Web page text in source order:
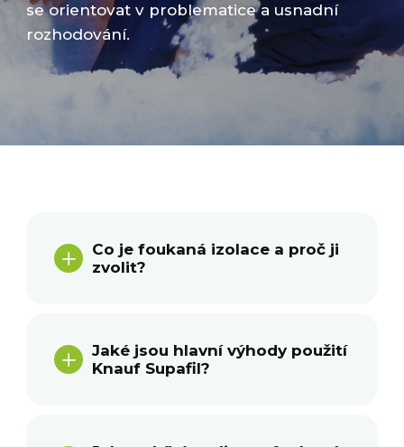
se orientovat v problematice a usnadní
rozhodování.
L
Co je foukaná izolace a proč ji
zvolit?
L
Jaké jsou hlavní výhody použití
Knauf Supafil?